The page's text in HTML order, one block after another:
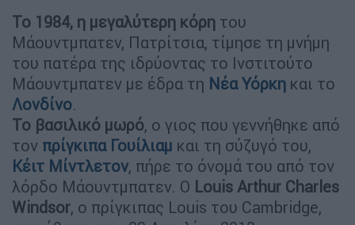
Το 1984, η μεγαλύτερη κόρη του
Μάουντμπατεν, Πατρίτσια, τίμησε τη μνήμη
του πατέρα της ιδρύοντας το Ινστιτούτο
Μάουντμπατεν με έδρα τη Νέα Υόρκη και το
Λονδίνο.
Το βασιλικό μωρό, ο γιος που γεννήθηκε από
τον πρίγκιπα Γουίλιαμ και τη σύζυγό του,
Κέιτ Μίντλετον, πήρε το όνομά του από τον
λόρδο Μάουντμπατεν. Ο Louis Arthur Charles
Windsor, ο πρίγκιπας Louis του Cambridge,